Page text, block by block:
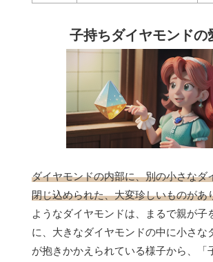
子持ちダイヤモンドの
ダイヤモンドの内部に、別の小さなダ
閉じ込められた、大変珍しいものがあ
ようなダイヤモンドは、まるで親が子
に、大きなダイヤモンドの中に小さな
が抱きかかえられている様子から、「